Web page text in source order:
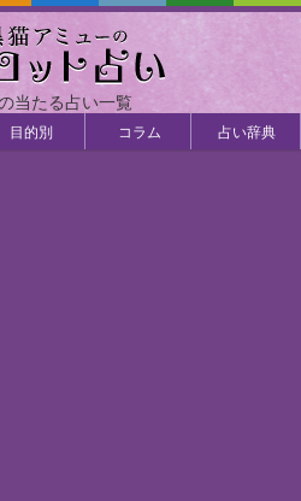
当たる占い一覧
目的別 コラム 占い辞典